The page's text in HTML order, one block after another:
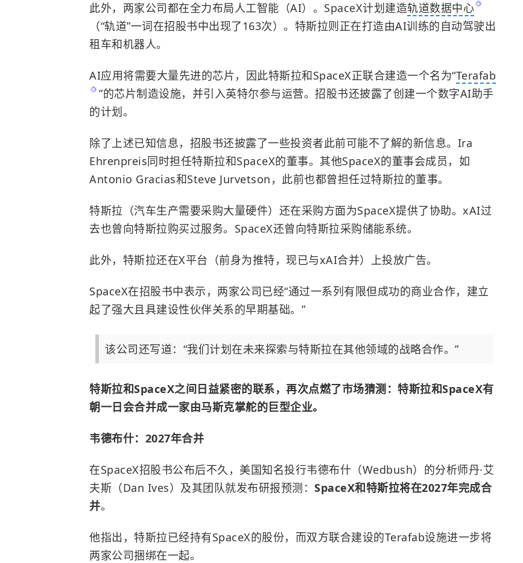
此外，两家公司都在全力布局人工智能（AI）。SpaceX计划建造轨道数据中心
（“轨道”一词在招股书中出现了163次）。特斯拉则正在打造由AI训练的自动驾驶出
租车和机器人。
AI应用将需要大量先进的芯片，因此特斯拉和SpaceX正联合建造一个名为“Terafab
”的芯片制造设施，并引入英特尔参与运营。招股书还披露了创建一个数字AI助手
的计划。
除了上述已知信息，招股书还披露了一些投资者此前可能不了解的新信息。Ira
Ehrenpreis同时担任特斯拉和SpaceX的董事。其他SpaceX的董事会成员，如
Antonio Gracias和Steve Jurvetson，此前也都曾担任过特斯拉的董事。
特斯拉（汽车生产需要采购大量硬件）还在采购方面为SpaceX提供了协助。xAI过
去也曾向特斯拉购买过服务。SpaceX还曾向特斯拉采购储能系统。
此外，特斯拉还在X平台（前身为推特，现已与xAI合并）上投放广告。
SpaceX在招股书中表示，两家公司已经“通过一系列有限但成功的商业合作，建立
起了强大且具建设性伙伴关系的早期基础。”
该公司还写道：“我们计划在未来探索与特斯拉在其他领域的战略合作。”
特斯拉和SpaceX之间日益紧密的联系，再次点燃了市场猜测：特斯拉和SpaceX有
朝一日会合并成一家由马斯克掌舵的巨型企业。
韦德布什：2027年合并
在SpaceX招股书公布后不久，美国知名投行韦德布什（Wedbush）的分析师丹·艾
夫斯（Dan Ives）及其团队就发布研报预测： SpaceX和特斯拉将在2027年完成合
并。
他指出，特斯拉已经持有SpaceX的股份，而双方联合建设的Terafab设施进一步将
两家公司捆绑在一起。